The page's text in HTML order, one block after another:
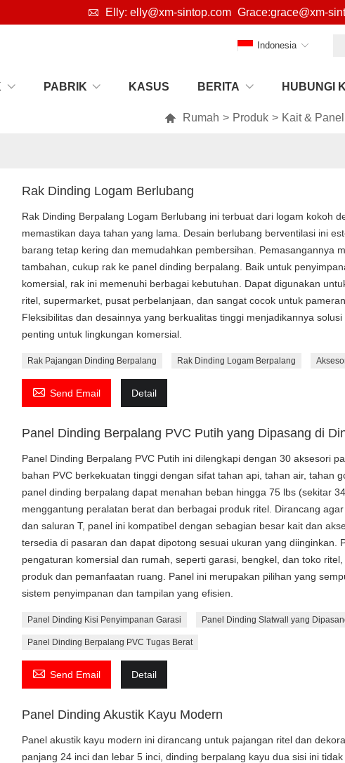
 Elly: elly@xm-sintop.com Grace:grace@xm-
PABRIK KASUS BERITA HUBUNGI
Indonesia
 Rumah > Produk > Kait & Panel
Rak Dinding Logam Berlubang
Rak Dinding Berpalang Logam Berlubang ini terbuat dari logam kokoh
memastikan daya tahan yang lama. Desain berlubang berventilasi ini
barang tetap kering dan memudahkan pembersihan. Pemasangannya
tambahan, cukup rak ke panel dinding berpalang. Baik untuk
komersial, rak ini memenuhi berbagai kebutuhan. Dapat digunakan
ritel, supermarket, pusat perbelanjaan, dan sangat cocok untuk
Fleksibilitas dan desainnya yang berkualitas tinggi menjadikannya
penting untuk lingkungan komersial.
Rak Pajangan Dinding Berpalang Rak Dinding Logam Berpalang
 Send Email Detail
Panel Dinding Berpalang PVC Putih yang Dipasang di
Panel Dinding Berpalang PVC Putih ini dilengkapi dengan 30 aksesori
bahan PVC berkekuatan tinggi dengan sifat tahan api, tahan air, tahan
panel dinding berpalang dapat menahan beban hingga 75 lbs (sekitar
menggantung peralatan berat dan berbagai produk ritel. Dirancang
dan saluran T, panel ini kompatibel dengan sebagian besar kait dan
tersedia di pasaran dan dapat dipotong sesuai ukuran yang diinginkan.
pengaturan komersial dan rumah, seperti garasi, bengkel, dan toko
produk dan pemanfaatan ruang. Panel ini merupakan pilihan yang
sistem penyimpanan dan tampilan yang efisien.
Panel Dinding Kisi Penyimpanan Garasi Panel Dinding Slatwall yang
Panel Dinding Berpalang PVC Tugas Berat
 Send Email Detail
Panel Dinding Akustik Kayu Modern
Panel akustik kayu modern ini dirancang untuk pajangan ritel dan
panjang 24 inci dan lebar 5 inci, dinding berpalang kayu dua sisi ini